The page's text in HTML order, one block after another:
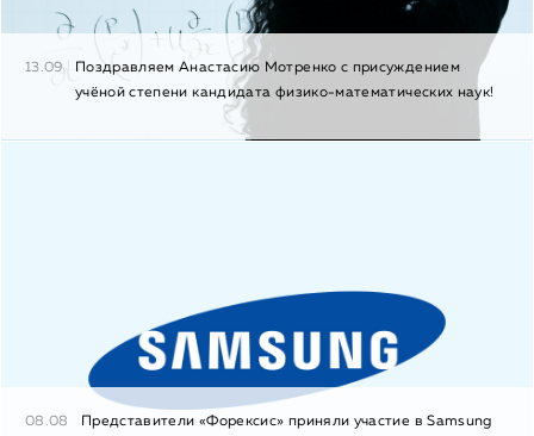
13.09
Поздравляем Анастасию Мотренко с присуждением
учёной степени кандидата физико-математических наук!
08.08 Представители «Форексис» приняли участие в Samsung